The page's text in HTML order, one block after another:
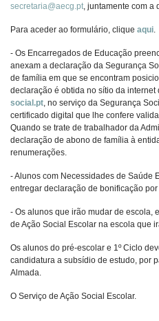
secretaria@aecg.pt, juntamente com a
Para aceder ao formulário, clique aqui.
- Os Encarregados de Educação
anexam a declaração da Segurança
de família em que se encontram
declaração é obtida no sítio da internet
social.pt, no serviço da Segurança
certificado digital que lhe confere
Quando se trate de trabalhador da
declaração de abono de família à
renumerações.
- Alunos com Necessidades de Saúde
entregar declaração de bonificação
- Os alunos que irão mudar de escola,
de Ação Social Escolar na escola que
Os alunos do pré-escolar e 1º Ciclo
candidatura a subsídio de estudo, por
Almada.
O Serviço de Ação Social Escolar.